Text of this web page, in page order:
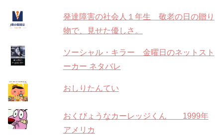
発達障害の社会人１年生 敬老の日の贈り
物で、見せた優しさ。
ソーシャル・キラー 金曜日のネットスト
ーカー ネタバレ
おしりたんてい
おくびょうなカーレッジくん 1999年
アメリカ